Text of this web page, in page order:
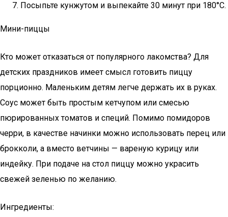
Посыпьте кунжутом и выпекайте 30 минут при 180°C.
Мини-пиццы
Кто может отказаться от популярного лакомства? Для
детских праздников имеет смысл готовить пиццу
порционно. Маленьким детям легче держать их в руках.
Соус может быть простым кетчупом или смесью
пюрированных томатов и специй. Помимо помидоров
черри, в качестве начинки можно использовать перец или
брокколи, а вместо ветчины — вареную курицу или
индейку. При подаче на стол пиццу можно украсить
свежей зеленью по желанию.
Ингредиенты: